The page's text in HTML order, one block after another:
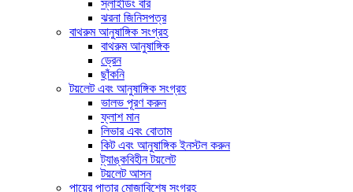
স্লাইডিং বার
ঝরনা জিনিসপত্র
বাথরুম আনুষাঙ্গিক সংগ্রহ
বাথরুম আনুষাঙ্গিক
ড্রেন
ছাঁকনি
টয়লেট এবং আনুষাঙ্গিক সংগ্রহ
ভালভ পূরণ করুন
ফ্লাশ মান
লিভার এবং বোতাম
কিট এবং আনুষাঙ্গিক ইনস্টল করুন
ট্যাঙ্কবিহীন টয়লেট
টয়লেট আসন
পায়ের পাতার মোজাবিশেষ সংগ্রহ